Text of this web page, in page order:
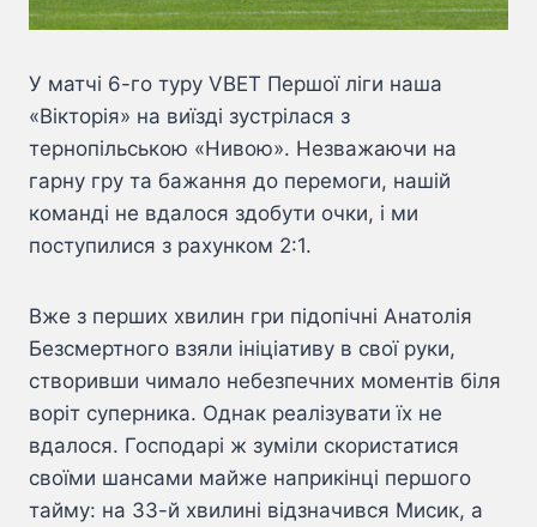
У матчі 6-го туру VBET Першої ліги наша
«Вікторія» на виїзді зустрілася з
тернопільською «Нивою». Незважаючи на
гарну гру та бажання до перемоги, нашій
команді не вдалося здобути очки, і ми
поступилися з рахунком 2:1.
Вже з перших хвилин гри підопічні Анатолія
Безсмертного взяли ініціативу в свої руки,
створивши чимало небезпечних моментів біля
воріт суперника. Однак реалізувати їх не
вдалося. Господарі ж зуміли скористатися
своїми шансами майже наприкінці першого
тайму: на 33-й хвилині відзначився Мисик, а